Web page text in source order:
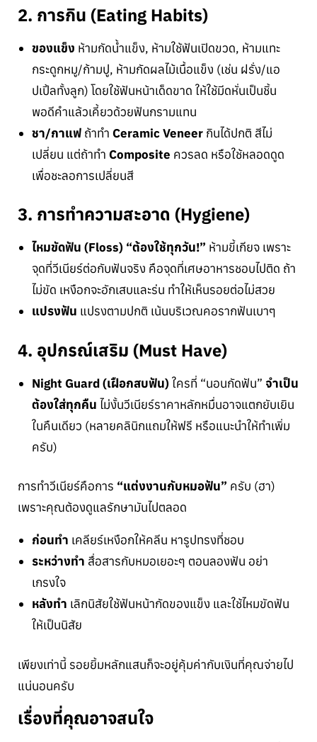
2. การกิน (Eating Habits)
ของแข็ง ห้ามกัดน้ำแข็ง, ห้ามใช้ฟันเปิดขวด, ห้ามแทะ
กระดูกหมู/ก้ามปู, ห้ามกัดผลไม้เนื้อแข็ง (เช่น ฝรั่ง/แอ
ปเปิ้ลทั้งลูก) โดยใช้ฟันหน้าเด็ดขาด ให้ใช้มีดหั่นเป็นชิ้น
พอดีคำแล้วเคี้ยวด้วยฟันกรามแทน
ชา/กาแฟ ถ้าทำCeramic Veneer กินได้ปกติ สีไม่
เปลี่ยน แต่ถ้าทำComposite ควรลด หรือใช้หลอดดูด
เพื่อชะลอการเปลี่ยนสี
3. การทำความสะอาด (Hygiene)
ไหมขัดฟัน (Floss) “ต้องใช้ทุกวัน!” ห้ามขี้เกียจ เพราะ
จุดที่วีเนียร์ต่อกับฟันจริง คือจุดที่เศษอาหารชอบไปติด ถ้า
ไม่ขัด เหงือกจะอักเสบและร่น ทำให้เห็นรอยต่อไม่สวย
แปรงฟัน แปรงตามปกติ เน้นบริเวณคอรากฟันเบาๆ
4. อุปกรณ์เสริม (Must Have)
Night Guard (เฝือกสบฟัน) ใครที่ “นอนกัดฟัน” จำเป็น
ต้องใส่ทุกคืน ไม่งั้นวีเนียร์ราคาหลักหมื่นอาจแตกยับเยิน
ในคืนเดียว (หลายคลินิกแถมให้ฟรี หรือแนะนำให้ทำเพิ่ม
ครับ)
การทำวีเนียร์คือการ “แต่งงานกับหมอฟัน” ครับ (ฮา)
เพราะคุณต้องดูแลรักษามันไปตลอด
ก่อนทำ เคลียร์เหงือกให้คลีน หารูปทรงที่ชอบ
ระหว่างทำ สื่อสารกับหมอเยอะๆ ตอนลองฟัน อย่า
เกรงใจ
หลังทำ เลิกนิสัยใช้ฟันหน้ากัดของแข็ง และใช้ไหมขัดฟัน
ให้เป็นนิสัย
เพียงเท่านี้ รอยยิ้มหลักแสนก็จะอยู่คุ้มค่ากับเงินที่คุณจ่ายไป
แน่นอนครับ
เรื่องที่คุณอาจสนใจ